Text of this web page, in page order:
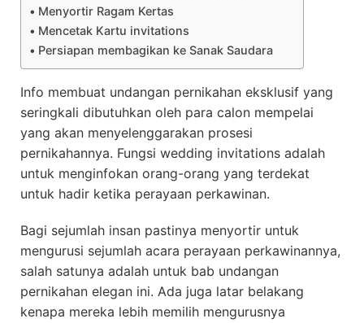
Menyortir Ragam Kertas
Mencetak Kartu invitations
Persiapan membagikan ke Sanak Saudara
Info membuat undangan pernikahan eksklusif yang
seringkali dibutuhkan oleh para calon mempelai
yang akan menyelenggarakan prosesi
pernikahannya. Fungsi wedding invitations adalah
untuk menginfokan orang-orang yang terdekat
untuk hadir ketika perayaan perkawinan.
Bagi sejumlah insan pastinya menyortir untuk
mengurusi sejumlah acara perayaan perkawinannya,
salah satunya adalah untuk bab undangan
pernikahan elegan ini. Ada juga latar belakang
kenapa mereka lebih memilih mengurusnya